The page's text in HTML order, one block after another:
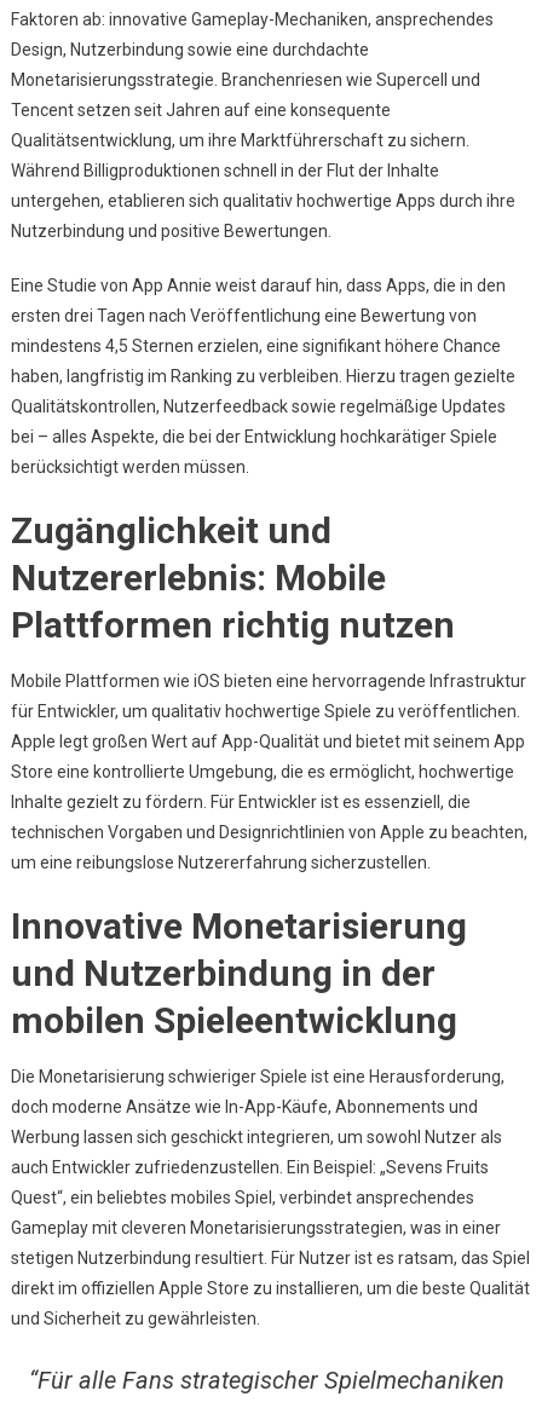
Faktoren ab: innovative Gameplay-Mechaniken, ansprechendes
Design, Nutzerbindung sowie eine durchdachte
Monetarisierungsstrategie. Branchenriesen wie Supercell und
Tencent setzen seit Jahren auf eine konsequente
Qualitätsentwicklung, um ihre Marktführerschaft zu sichern.
Während Billigproduktionen schnell in der Flut der Inhalte
untergehen, etablieren sich qualitativ hochwertige Apps durch ihre
Nutzerbindung und positive Bewertungen.
Eine Studie von App Annie weist darauf hin, dass Apps, die in den
ersten drei Tagen nach Veröffentlichung eine Bewertung von
mindestens 4,5 Sternen erzielen, eine signifikant höhere Chance
haben, langfristig im Ranking zu verbleiben. Hierzu tragen gezielte
Qualitätskontrollen, Nutzerfeedback sowie regelmäßige Updates
bei – alles Aspekte, die bei der Entwicklung hochkarätiger Spiele
berücksichtigt werden müssen.
Zugänglichkeit und
Nutzererlebnis: Mobile
Plattformen richtig nutzen
Mobile Plattformen wie iOS bieten eine hervorragende Infrastruktur
für Entwickler, um qualitativ hochwertige Spiele zu veröffentlichen.
Apple legt großen Wert auf App-Qualität und bietet mit seinem App
Store eine kontrollierte Umgebung, die es ermöglicht, hochwertige
Inhalte gezielt zu fördern. Für Entwickler ist es essenziell, die
technischen Vorgaben und Designrichtlinien von Apple zu beachten,
um eine reibungslose Nutzererfahrung sicherzustellen.
Innovative Monetarisierung
und Nutzerbindung in der
mobilen Spieleentwicklung
Die Monetarisierung schwieriger Spiele ist eine Herausforderung,
doch moderne Ansätze wie In-App-Käufe, Abonnements und
Werbung lassen sich geschickt integrieren, um sowohl Nutzer als
auch Entwickler zufriedenzustellen. Ein Beispiel: „Sevens Fruits
Quest“, ein beliebtes mobiles Spiel, verbindet ansprechendes
Gameplay mit cleveren Monetarisierungsstrategien, was in einer
stetigen Nutzerbindung resultiert. Für Nutzer ist es ratsam, das Spiel
direkt im offiziellen Apple Store zu installieren, um die beste Qualität
und Sicherheit zu gewährleisten.
“Für alle Fans strategischer Spielmechaniken